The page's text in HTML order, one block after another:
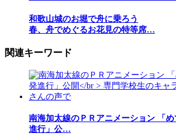
和歌山城のお堀で舟に乗ろう
春、舟でめぐるお花見の特等席…
関連キーワード
南海加太線のＰＲアニメーション 「
進行」公…